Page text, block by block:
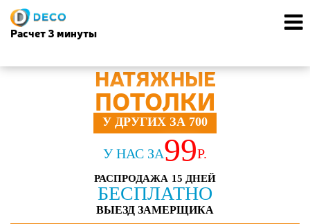
Расчет 3 минуты
НАТЯЖНЫЕ
ПОТОЛКИ
У ДРУГИХ ЗА 700
У НАС ЗА99Р.
РАСПРОДАЖА 15 ДНЕЙ
БЕСПЛАТНО
ВЫЕЗД ЗАМЕРЩИКА